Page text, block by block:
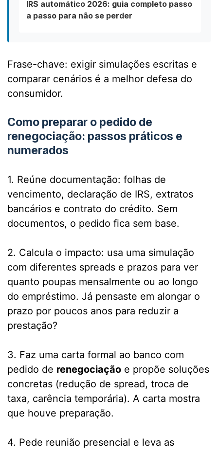
IRS automático 2026: guia completo passo
a passo para não se perder
Frase-chave: exigir simulações escritas e
comparar cenários é a melhor defesa do
consumidor.
Como preparar o pedido de
renegociação: passos práticos e
numerados
1. Reúne documentação: folhas de
vencimento, declaração de IRS, extratos
bancários e contrato do crédito. Sem
documentos, o pedido fica sem base.
2. Calcula o impacto: usa uma simulação
com diferentes spreads e prazos para ver
quanto poupas mensalmente ou ao longo
do empréstimo. Já pensaste em alongar o
prazo por poucos anos para reduzir a
prestação?
3. Faz uma carta formal ao banco com
pedido de renegociação e propõe soluções
concretas (redução de spread, troca de
taxa, carência temporária). A carta mostra
que houve preparação.
4. Pede reunião presencial e leva as